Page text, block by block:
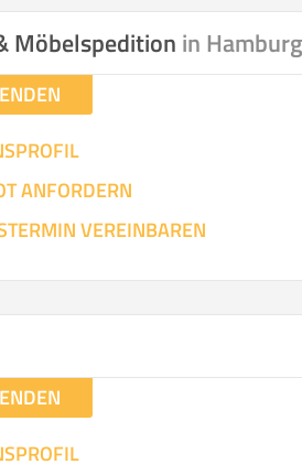
Möbelspedition in Hamburg
ANFORDERN
VEREINBAREN